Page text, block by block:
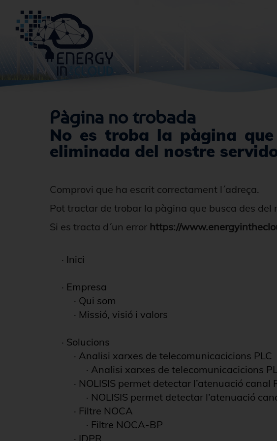
Pàgina no trobada
No es troba la pàgina
eliminada del nostre
Comprovi que ha escrit correctament l´adreça.
Pot tractar de trobar la pàgina que busca des
Si es tracta d´un error https://
· Inici
· Empresa
· Qui som
· Missió, visió i valors
· Solucions
· Analisi xarxes de telecomunicacicions PLC
· Analisi xarxes de telecomunicacicions
· NOLISIS permet detectar l’atenuació canal
· NOLISIS permet detectar l’atenuació
· Filtre NOCA
· Filtre NOCA-BP
· IDPR